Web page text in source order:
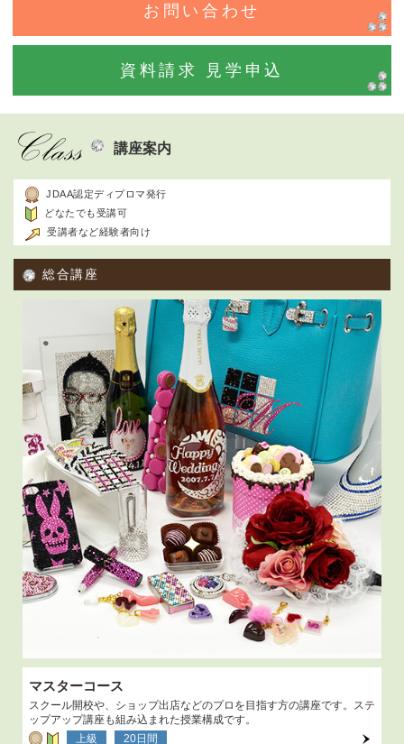
お問い合わせ
資料請求 見学申込
講座案内
JDAA認定ディプロマ発行
どなたでも受講可
受講者など経験者向け
総合講座
マスターコース
スクール開校や、ショップ出店などのプロを目指す方の講座です。ステ
ップアップ講座も組み込まれた授業構成です。
上級
20日間